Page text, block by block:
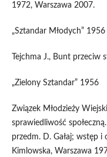
1972, Warszawa 2007.
„Sztandar Młodych” 1956
Tejchma J., Bunt przeciw
„Zielony Sztandar” 1956
Związek Młodzieży
sprawiedliwość
przedm. D. Gałaj; wstęp i
Kimlowska, Warszawa